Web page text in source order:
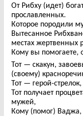
От Рибху (идет)
прославленных.
Которое породили
Вытесанное
местах жертвенных
Кому вы помогаете,
Тот — скакун,
(своему)
Тот — герой-
Тот получает
мужей,
Кому (помог) Ваджа,